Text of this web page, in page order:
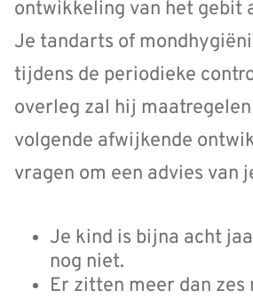
ontwikkeling van het gebit
Je tandarts of
tijdens de periodieke
overleg zal hij
volgende afwijkende
vragen om een advies van
Je kind is bijna acht
nog niet.
Er zitten meer dan zes